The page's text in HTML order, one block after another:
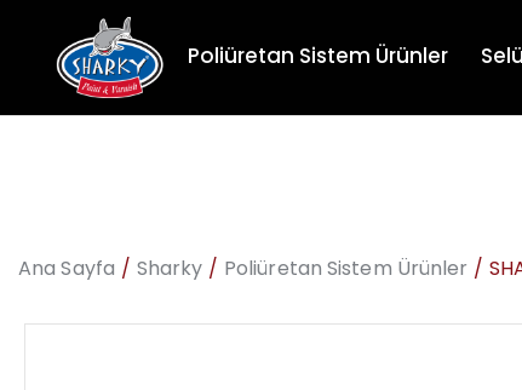
Poliüretan Sistem Ürünler
Ana Sayfa Sharky Poliüretan Sistem Ürünler